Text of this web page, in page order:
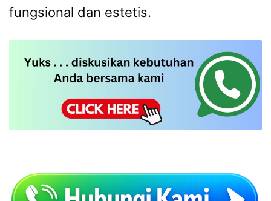
fungsional dan estetis.